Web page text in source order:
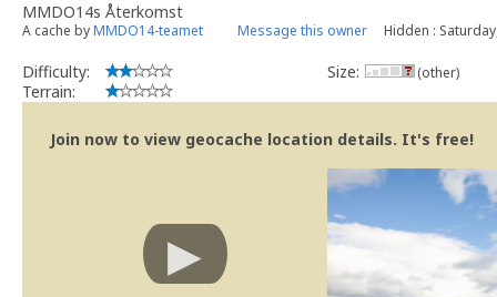
MMDO14s Återkomst
A cache byMMDO14-teamet Message this owner Hidden :
Difficulty:
Terrain:
Size: (other)
Join now to view geocache location details. It's free!